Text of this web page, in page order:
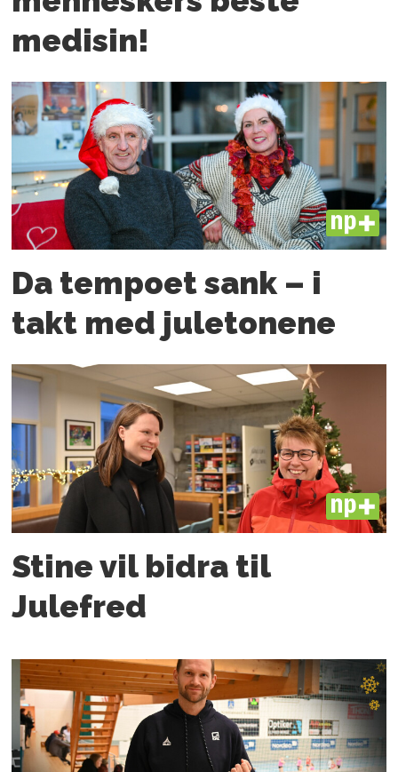
medisin!
PLUS
Da tempoet sank – i
takt med juletonene
PLUS
Stine vil bidra til
Julefred